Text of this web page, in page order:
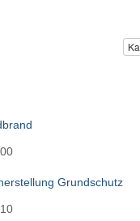
Grundschutz